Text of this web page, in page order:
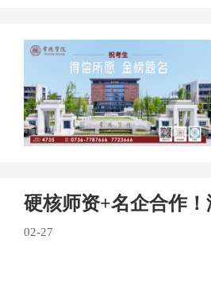
硬核师资+名企合作
02-27